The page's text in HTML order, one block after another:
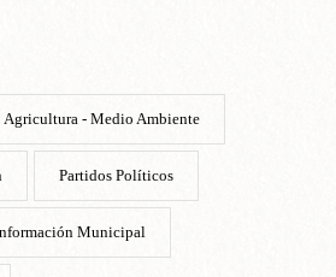
Agricultura - Medio Ambiente
Partidos Políticos
Municipal